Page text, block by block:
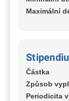
Maximální
Částka
Způsob
Periodicita